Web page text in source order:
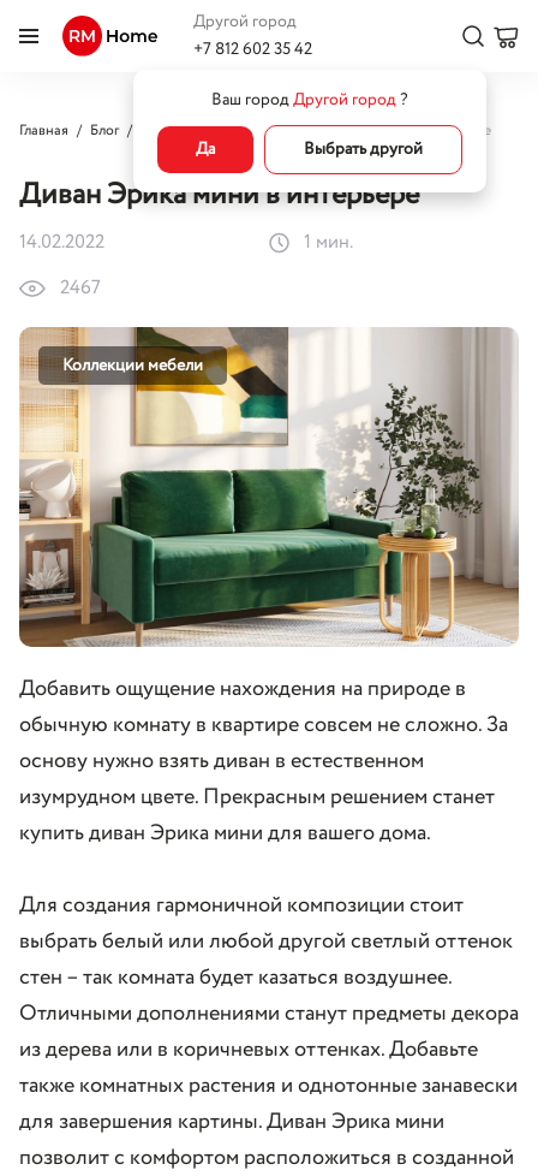
Другой город
+7 812 602 35 42
Ваш городДругой город?
Да Выбрать другой
Главная Блог Коллекции мебели Диван Эрика мини в интерьере
Диван Эрика мини в интерьере
14.02.2022
1 мин.
2467
Коллекции мебели
Добавить ощущение нахождения на природе в
обычную комнату в квартире совсем не сложно. За
основу нужно взять диван в естественном
изумрудном цвете. Прекрасным решением станет
купить диван Эрика мини для вашего дома.
Для создания гармоничной композиции стоит
выбрать белый или любой другой светлый оттенок
стен – так комната будет казаться воздушнее.
Отличными дополнениями станут предметы декора
из дерева или в коричневых оттенках. Добавьте
также комнатных растения и однотонные занавески
для завершения картины. Диван Эрика мини
позволит с комфортом расположиться в созданной